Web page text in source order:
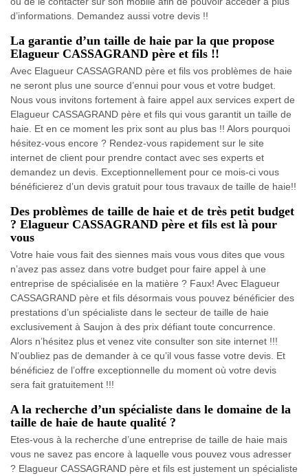
d’informations. Demandez aussi votre devis !!
La garantie d’un taille de haie par la que propose
Elagueur CASSAGRAND père et fils !!
Avec Elagueur CASSAGRAND père et fils vos problèmes de haie
ne seront plus une source d’ennui pour vous et votre budget.
Nous vous invitons fortement à faire appel aux services expert de
Elagueur CASSAGRAND père et fils qui vous garantit un taille de
haie. Et en ce moment les prix sont au plus bas !! Alors pourquoi
hésitez-vous encore ? Rendez-vous rapidement sur le site
internet de client pour prendre contact avec ses experts et
demandez un devis. Exceptionnellement pour ce mois-ci vous
bénéficierez d’un devis gratuit pour tous travaux de taille de haie!!
Des problèmes de taille de haie et de très petit budget
? Elagueur CASSAGRAND père et fils est là pour
vous
Votre haie vous fait des siennes mais vous vous dites que vous
n’avez pas assez dans votre budget pour faire appel à une
entreprise de spécialisée en la matière ? Faux! Avec Elagueur
CASSAGRAND père et fils désormais vous pouvez bénéficier des
prestations d’un spécialiste dans le secteur de taille de haie
exclusivement à Saujon à des prix défiant toute concurrence.
Alors n’hésitez plus et venez vite consulter son site internet !!!
N’oubliez pas de demander à ce qu’il vous fasse votre devis. Et
bénéficiez de l’offre exceptionnelle du moment où votre devis
sera fait gratuitement !!!
A la recherche d’un spécialiste dans le domaine de la
taille de haie de haute qualité ?
Etes-vous à la recherche d’une entreprise de taille de haie mais
vous ne savez pas encore à laquelle vous pouvez vous adresser
? Elagueur CASSAGRAND père et fils est justement un spécialiste